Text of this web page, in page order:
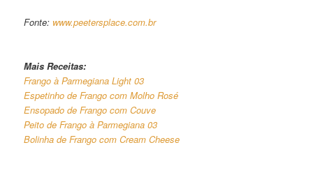
Fonte: www.peetersplace.com.br
Mais Receitas:
Frango à Parmegiana Light 03
Espetinho de Frango com Molho Rosé
Ensopado de Frango com Couve
Peito de Frango à Parmegiana 03
Bolinha de Frango com Cream Cheese